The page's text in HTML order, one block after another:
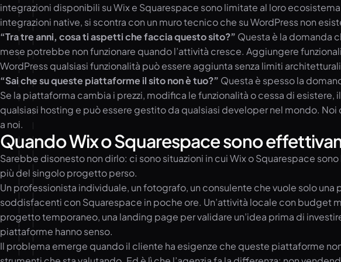
integrazioni disponibili su Wix e Squarespace sono limitate al loro
integrazioni native, si scontra con un muro tecnico che su WordPress non
“Tra tre anni, cosa ti aspetti che faccia questo sito?” Questa è la domanda
mese potrebbe non funzionare quando l’attività cresce. Aggiungere
WordPress qualsiasi funzionalità può essere aggiunta senza limiti
“Sai che su queste piattaforme il sito non è tuo?” Questa è spesso la
Se la piattaforma cambia i prezzi, modifica le funzionalità o cessa di
qualsiasi hosting e può essere gestito da qualsiasi developer nel mondo.
a noi.
Quando Wix o Squarespace sono
Sarebbe disonesto non dirlo: ci sono situazioni in cui Wix o Squarespace
più del singolo progetto perso.
Un professionista individuale, un fotografo, un consulente che vuole solo
soddisfacenti con Squarespace in poche ore. Un’attività locale con budget
progetto temporaneo, una landing page per validare un’idea prima di
piattaforme hanno senso.
Il problema emerge quando il cliente ha esigenze che queste piattaforme